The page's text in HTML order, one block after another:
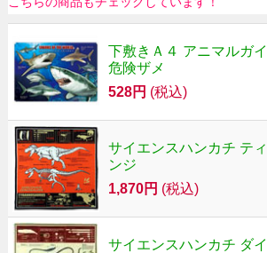
下敷きＡ４ アニマルガ
危険ザメ
528円 (税込)
サイエンスハンカチ テ
ンジ
1,870円 (税込)
サイエンスハンカチ ダ